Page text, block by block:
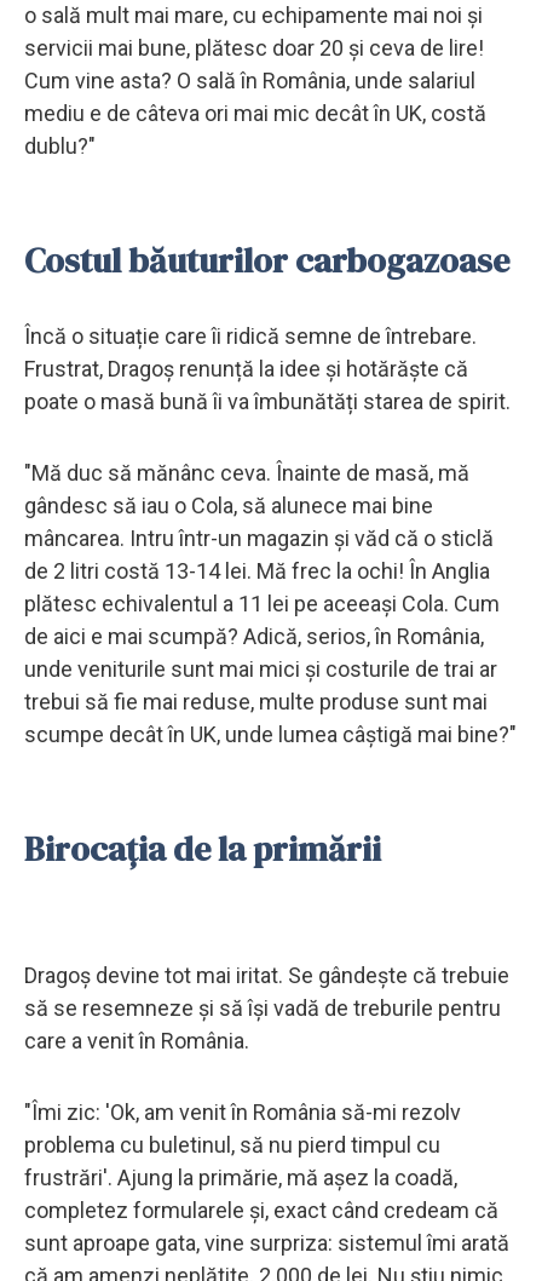
o sală mult mai mare, cu echipamente mai noi și
servicii mai bune, plătesc doar 20 și ceva de lire!
Cum vine asta? O sală în România, unde salariul
mediu e de câteva ori mai mic decât în UK, costă
dublu?"
Costul băuturilor carbogazoase
Încă o situație care îi ridică semne de întrebare.
Frustrat, Dragoș renunță la idee și hotărăște că
poate o masă bună îi va îmbunătăți starea de spirit.
"Mă duc să mănânc ceva. Înainte de masă, mă
gândesc să iau o Cola, să alunece mai bine
mâncarea. Intru într-un magazin și văd că o sticlă
de 2 litri costă 13-14 lei. Mă frec la ochi! În Anglia
plătesc echivalentul a 11 lei pe aceeași Cola. Cum
de aici e mai scumpă? Adică, serios, în România,
unde veniturile sunt mai mici și costurile de trai ar
trebui să fie mai reduse, multe produse sunt mai
scumpe decât în UK, unde lumea câștigă mai bine?"
Birocația de la primării
Dragoș devine tot mai iritat. Se gândește că trebuie
să se resemneze și să își vadă de treburile pentru
care a venit în România.
"Îmi zic: 'Ok, am venit în România să-mi rezolv
problema cu buletinul, să nu pierd timpul cu
frustrări'. Ajung la primărie, mă așez la coadă,
completez formularele și, exact când credeam că
sunt aproape gata, vine surpriza: sistemul îmi arată
că am amenzi neplătite. 2.000 de lei. Nu știu nimic